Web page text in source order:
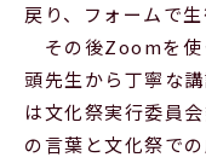
戻り、フォームで
その後Zoomを使
頭先生から丁寧な
は文化祭実行委員
の言葉と文化祭で